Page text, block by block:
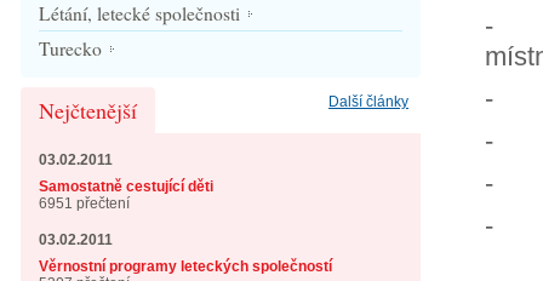
Létání, letecké společnosti
Turecko
Další články
Nejčtenější
03.02.2011
Samostatně cestující děti
6951 přečtení
03.02.2011
Věrnostní programy leteckých společností
-
-
-
-
-